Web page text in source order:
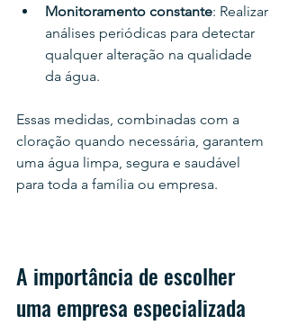
Monitoramento constante: Realizar
análises periódicas para detectar
qualquer alteração na qualidade
da água.
Essas medidas, combinadas com a
cloração quando necessária, garantem
uma água limpa, segura e saudável
para toda a família ou empresa.
A importância de escolher
uma empresa especializada